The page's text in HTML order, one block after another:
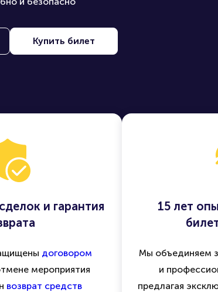
Купить билет
и гарантия
договором
мероприятия
возврат средств
15 лет
Мы объединяем
и
предлагая